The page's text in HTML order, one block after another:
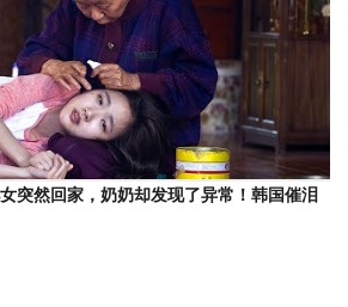
突然回家，奶奶却发现了异常！韩国催泪